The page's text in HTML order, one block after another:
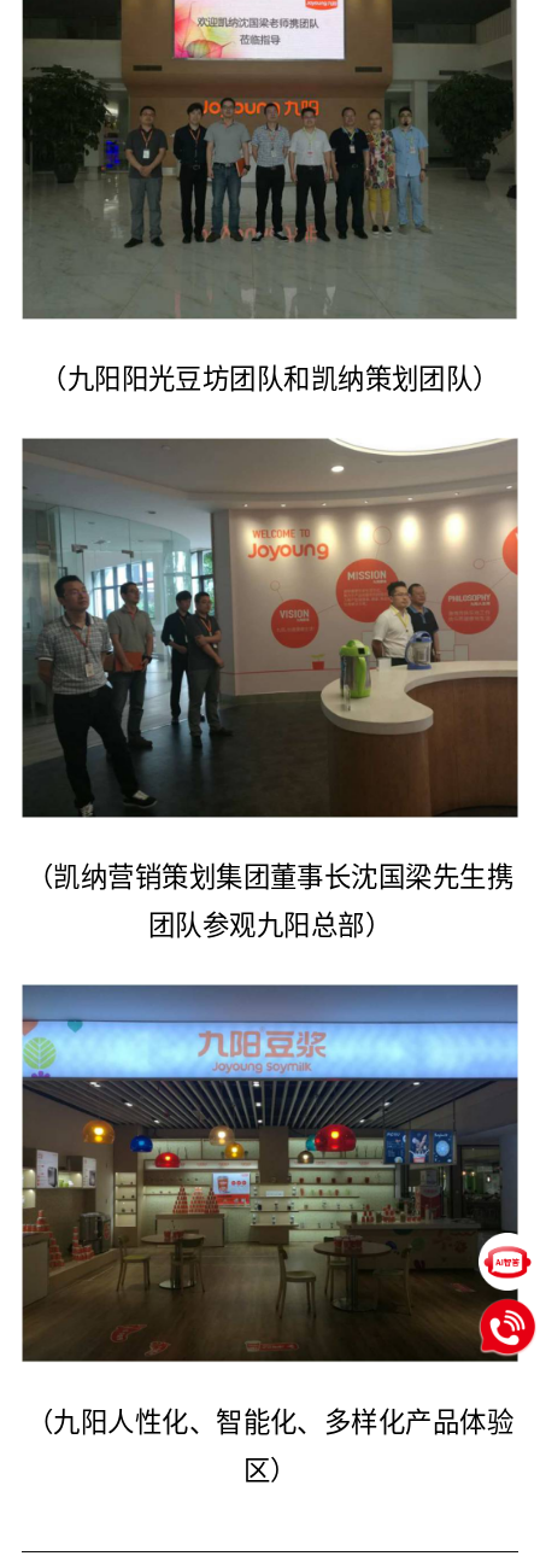
（九阳阳光豆坊团队和凯纳策划团队）
（凯纳营销策划集团董事长沈国梁先生携
团队参观九阳总部）
（九阳人性化、智能化、多样化产品体验
区）